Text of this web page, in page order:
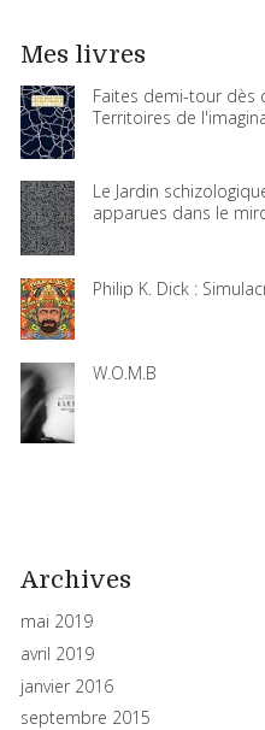
Mes livres
Faites demi-tour dès
Territoires de
Le Jardin
apparues dans le
Philip K. Dick :
W.O.M.B
Archives
mai 2019
avril 2019
janvier 2016
septembre 2015